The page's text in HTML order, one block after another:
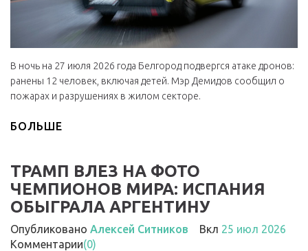
В ночь на 27 июля 2026 года Белгород подвергся атаке дронов:
ранены 12 человек, включая детей. Мэр Демидов сообщил о
пожарах и разрушениях в жилом секторе.
БОЛЬШЕ
ТРАМП ВЛЕЗ НА ФОТО
ЧЕМПИОНОВ МИРА: ИСПАНИЯ
ОБЫГРАЛА АРГЕНТИНУ
Опубликовано Алексей Ситников Вкл 25 июл 2026
Комментарии(0)